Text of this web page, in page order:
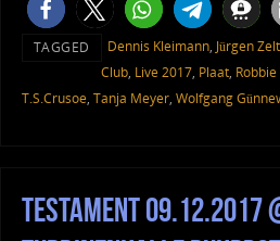
TAGGED Dennis Kleimann, Jürgen
Club, Live 2017, Plaat,
T.S.Crusoe, Tanja Meyer, Wolfgang
Testament 09.12.2017